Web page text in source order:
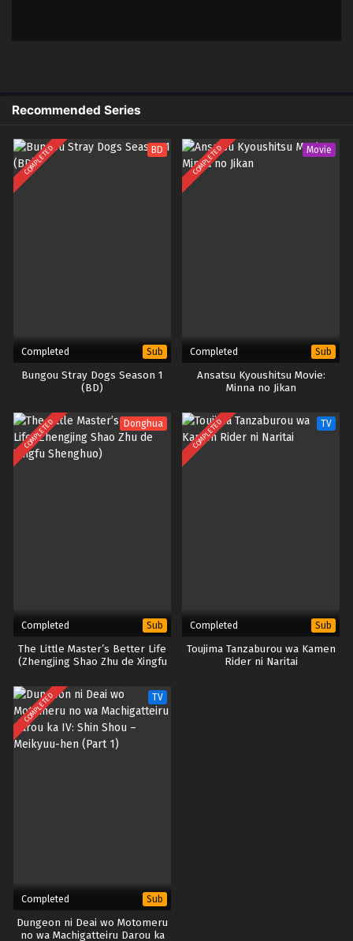
Recommended Series
COMPLETED BD
Completed Sub
Bungou Stray Dogs Season 1
(BD)
COMPLETED Movie
Completed Sub
Ansatsu Kyoushitsu Movie:
Minna no Jikan
COMPLETED Donghua
Completed Sub
The Little Master’s Better Life
(Zhengjing Shao Zhu de Xingfu
COMPLETED TV
Completed Sub
Toujima Tanzaburou wa Kamen
Rider ni Naritai
COMPLETED TV
Completed Sub
Dungeon ni Deai wo Motomeru
no wa Machigatteiru Darou ka